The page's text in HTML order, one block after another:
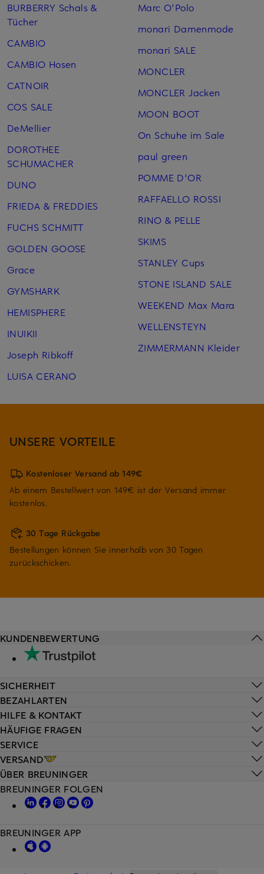
BURBERRY Schals &
Tücher
CAMBIO
CAMBIO Hosen
CATNOIR
COS SALE
DeMellier
DOROTHEE
SCHUMACHER
DUNO
FRIEDA & FREDDIES
FUCHS SCHMITT
GOLDEN GOOSE
Grace
GYMSHARK
HEMISPHERE
INUIKII
Joseph Ribkoff
LUISA CERANO
Marc O'Polo
monari Damenmode
monari SALE
MONCLER
MONCLER Jacken
MOON BOOT
On Schuhe im Sale
paul green
POMME D'OR
RAFFAELLO ROSSI
RINO & PELLE
SKIMS
STANLEY Cups
STONE ISLAND SALE
WEEKEND Max Mara
WELLENSTEYN
ZIMMERMANN Kleider
UNSERE VORTEILE
Kostenloser Versand ab 149€
Ab einem Bestellwert von 149€ ist der Versand immer
kostenlos.
30 Tage Rückgabe
Bestellungen können Sie innerhalb von 30 Tagen
zurückschicken.
HILFE & KONTAKT
HÄUFIGE FRAGEN
SERVICE
VERSAND
KUNDENBEWERTUNG
SICHERHEIT
BEZAHLARTEN
ÜBER BREUNINGER
BREUNINGER FOLGEN
BREUNINGER APP